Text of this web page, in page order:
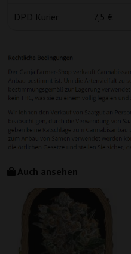
DPD Kurier 7,5 €
Auch ansehen